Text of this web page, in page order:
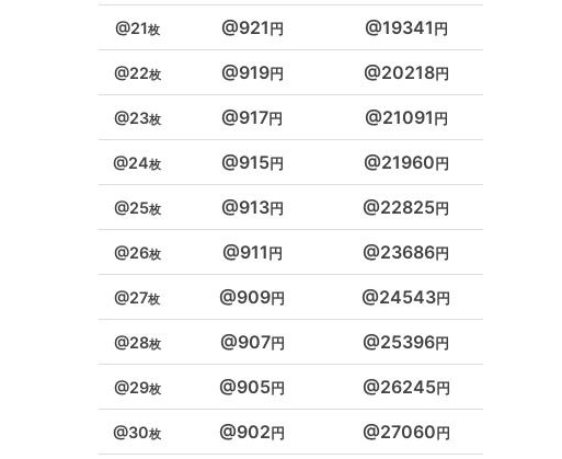
21 921 19341
22 919 20218
23 917 21091
24 915 21960
25 913 22825
26 911 23686
27 909 24543
28 907 25396
29 905 26245
30 902 27060